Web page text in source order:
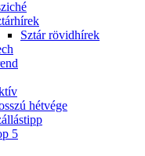
Sztár rövidhírek
hétvége
5